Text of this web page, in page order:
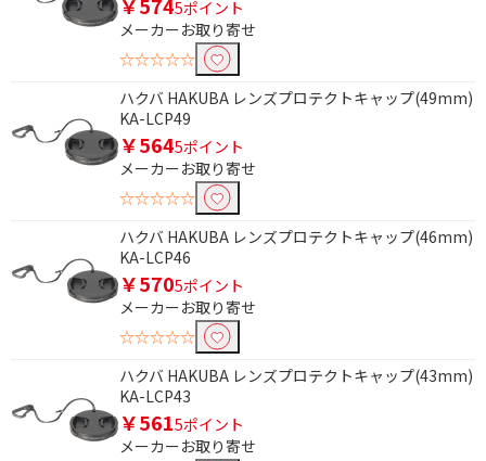
5ポイント
メーカーお取り寄せ
☆☆☆☆☆
ハクバ HAKUBA レンズプロテクトキャップ(49mm)
KA-LCP49
￥5645ポイント
メーカーお取り寄せ
☆☆☆☆☆
ハクバ HAKUBA レンズプロテクトキャップ(46mm)
KA-LCP46
￥5705ポイント
メーカーお取り寄せ
☆☆☆☆☆
ハクバ HAKUBA レンズプロテクトキャップ(43mm)
KA-LCP43
￥5615ポイント
メーカーお取り寄せ